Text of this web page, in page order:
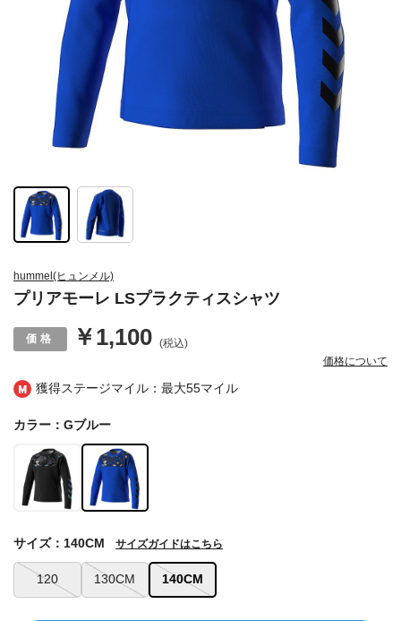
獲得ステージマイル：最大55マイル
hummel(ヒュンメル)
プリアモーレ LSプラクティスシャツ
￥1,100 (税込)
価格について
カラー：Gブルー
120 130CM 140CM
サイズ：140CM サイズガイドはこちら